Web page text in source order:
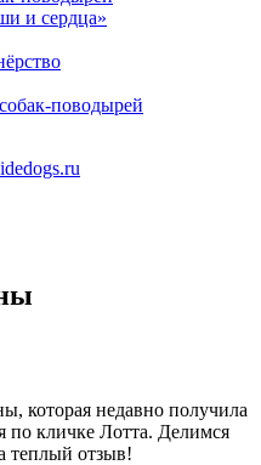
и сердца»
поводырей
которая недавно получила
по кличке Лотта. Делимся
теплый отзыв!